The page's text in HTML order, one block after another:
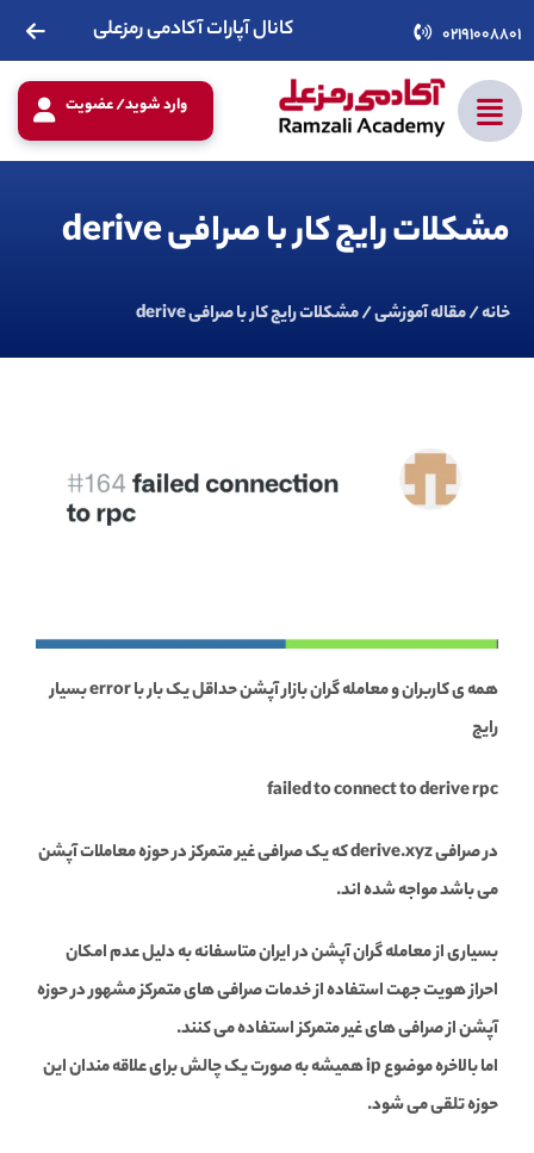
02191008801 کانال آپارات آکادمی رمزعلی
وارد شوید/ عضویت
مشکلات رایج کار با صرافی derive
خانه/مقاله آموزشی/ مشکلات رایج کار با صرافی derive
همه ی کاربران و معامله گران بازار آپشن حداقل یک بار با error بسیار
رایج
failed to connect to derive rpc
در صرافی derive.xyz که یک صرافی غیر متمرکز در حوزه معاملات آپشن
می باشد مواجه شده اند.
بسیاری از معامله گران آپشن در ایران متاسفانه به دلیل عدم امکان
احراز هویت جهت استفاده از خدمات صرافی های متمرکز مشهور در حوزه
آپشن از صرافی های غیر متمرکز استفاده می کنند.
اما بالاخره موضوع ip همیشه به صورت یک چالش برای علاقه مندان این
حوزه تلقی می شود.